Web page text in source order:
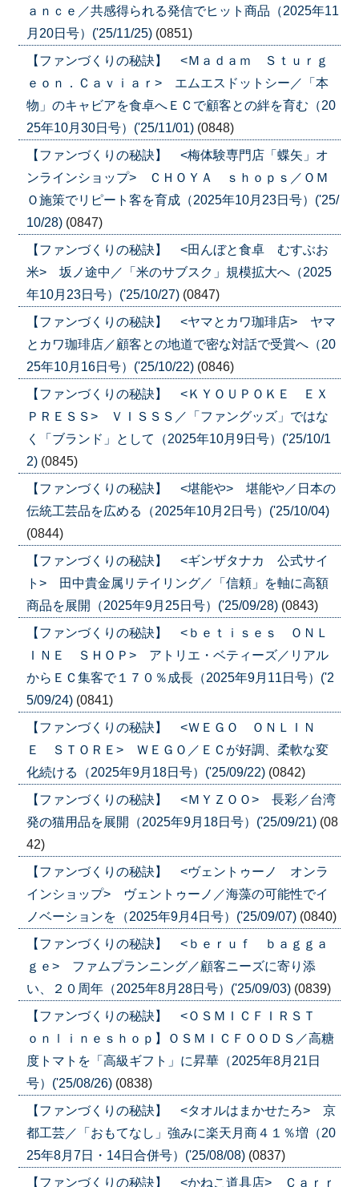
ａｎｃｅ／共感得られる発信でヒット商品（2025年11
月20日号）('25/11/25) (0851)
【ファンづくりの秘訣】 <Ｍａｄａｍ Ｓｔｕｒｇ
ｅｏｎ．Ｃａｖｉａｒ> エムエスドットシー／「本
物」のキャビアを食卓へＥＣで顧客との絆を育む（20
25年10月30日号）('25/11/01) (0848)
【ファンづくりの秘訣】 <梅体験専門店「蝶矢」オ
ンラインショップ> ＣＨＯＹＡ ｓｈｏｐｓ／ＯＭ
Ｏ施策でリピート客を育成（2025年10月23日号）('25/
10/28) (0847)
【ファンづくりの秘訣】 <田んぼと食卓 むすぶお
米> 坂ノ途中／「米のサブスク」規模拡大へ（2025
年10月23日号）('25/10/27) (0847)
【ファンづくりの秘訣】 <ヤマとカワ珈琲店> ヤマ
とカワ珈琲店／顧客との地道で密な対話で受賞へ（20
25年10月16日号）('25/10/22) (0846)
【ファンづくりの秘訣】 <ＫＹＯＵＰＯＫＥ ＥＸ
ＰＲＥＳＳ> ＶＩＳＳＳ／「ファングッズ」ではな
く「ブランド」として（2025年10月9日号）('25/10/1
2) (0845)
【ファンづくりの秘訣】 <堪能や> 堪能や／日本の
伝統工芸品を広める（2025年10月2日号）('25/10/04)
(0844)
【ファンづくりの秘訣】 <ギンザタナカ 公式サイ
ト> 田中貴金属リテイリング／「信頼」を軸に高額
商品を展開（2025年9月25日号）('25/09/28) (0843)
【ファンづくりの秘訣】 <ｂｅｔｉｓｅｓ ＯＮＬ
ＩＮＥ ＳＨＯＰ> アトリエ・ベティーズ／リアル
からＥＣ集客で１７０％成長（2025年9月11日号）('2
5/09/24) (0841)
【ファンづくりの秘訣】 <ＷＥＧＯ ＯＮＬＩＮ
Ｅ ＳＴＯＲＥ> ＷＥＧＯ／ＥＣが好調、柔軟な変
化続ける（2025年9月18日号）('25/09/22) (0842)
【ファンづくりの秘訣】 <ＭＹＺＯＯ> 長彩／台湾
発の猫用品を展開（2025年9月18日号）('25/09/21) (08
42)
【ファンづくりの秘訣】 <ヴェントゥーノ オンラ
インショップ> ヴェントゥーノ／海藻の可能性でイ
ノベーションを（2025年9月4日号）('25/09/07) (0840)
【ファンづくりの秘訣】 <ｂｅｒｕｆ ｂａｇｇａ
ｇｅ> ファムプランニング／顧客ニーズに寄り添
い、２０周年（2025年8月28日号）('25/09/03) (0839)
【ファンづくりの秘訣】 <ＯＳＭＩＣＦＩＲＳＴ
ｏｎｌｉｎｅｓｈｏｐ】ＯＳＭＩＣＦＯＯＤＳ／高糖
度トマトを「高級ギフト」に昇華（2025年8月21日
号）('25/08/26) (0838)
【ファンづくりの秘訣】 <タオルはまかせたろ> 京
都工芸／「おもてなし」強みに楽天月商４１％増（20
25年8月7日・14日合併号）('25/08/08) (0837)
【ファンづくりの秘訣】 <かねこ道具店> Ｃａｒｒ